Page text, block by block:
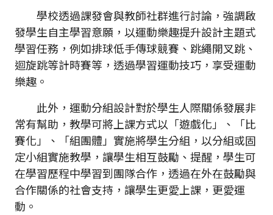
學校透過課發會與教師社群進行討論，強調啟
發學生自主學習意願，以運動樂趣提升設計主題式
學習任務，例如排球低手傳球競賽、跳繩開叉跳、
迴旋跳等計時賽等，透過學習運動技巧，享受運動
樂趣。
此外，運動分組設計對於學生人際關係發展非
常有幫助，教學可將上課方式以「遊戲化」、「比
賽化」、「組團體」實施將學生分組，以分組或固
定小組實施教學，讓學生相互鼓勵、提醒，學生可
在學習歷程中學習到團隊合作，透過在外在鼓勵與
合作關係的社會支持，讓學生更愛上課，更愛運
動。